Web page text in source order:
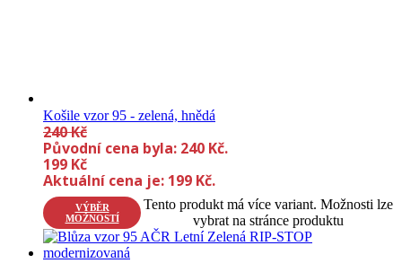
Košile vzor 95 - zelená, hnědá
240Kč
Původní cena byla: 240 Kč.
199 Kč
Aktuální cena je: 199 Kč.
VÝBĚR
MOŽNOSTÍ
Tento produkt má více variant. Možnosti lze
vybrat na stránce produktu